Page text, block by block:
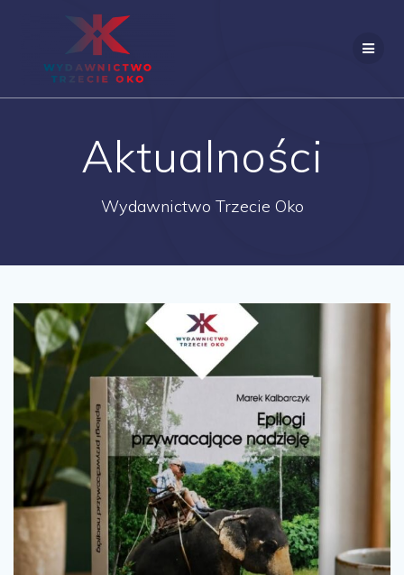
Aktualności
Wydawnictwo Trzecie Oko